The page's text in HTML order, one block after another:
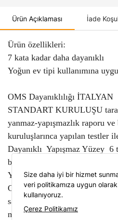
Ürün Açıklaması İade
Ürün özellikleri:
7 kata kadar daha dayanıklı
Yoğun ev tipi kullanımına
OMS Dayanıklılığı İTALYAN
STANDART KURULUŞU
yanmaz-yapışmazlık raporu ve
kuruluşlarınca yapılan testler
Dayanıklı Yapışmaz Yüzey 6
benzersiz kaplama
Yüksek granit takviyeli
Gövdesi darbelere karşı
sayesinde metal gereçler ile
makinesinde yıkanabilir.
Size daha iyi bir hizmet
veri politikamıza uygun
kullanıyoruz.
Çerez Politikamız